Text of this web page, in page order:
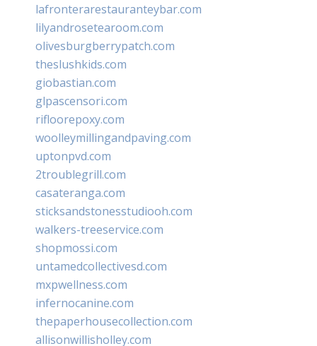
lafronterarestauranteybar.com
lilyandrosetearoom.com
olivesburgberrypatch.com
theslushkids.com
giobastian.com
glpascensori.com
rifloorepoxy.com
woolleymillingandpaving.com
uptonpvd.com
2troublegrill.com
casateranga.com
sticksandstonesstudiooh.com
walkers-treeservice.com
shopmossi.com
untamedcollectivesd.com
mxpwellness.com
infernocanine.com
thepaperhousecollection.com
allisonwillisholley.com